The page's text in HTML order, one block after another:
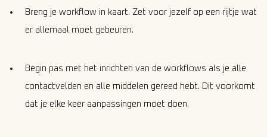
Breng je workflow in kaart. Zet voor jezelf op een rijtje wat
er allemaal moet gebeuren.
Begin pas met het inrichten van de workflows als je alle
contactvelden en alle middelen gereed hebt. Dit voorkomt
dat je elke keer aanpassingen moet doen.